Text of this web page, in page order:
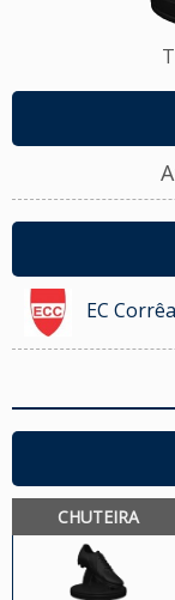
EC
CHUTEIRA